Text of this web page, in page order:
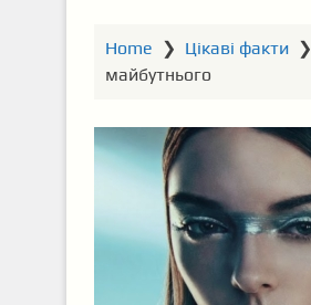
Home ❯ Цікаві факти❯
майбутнього